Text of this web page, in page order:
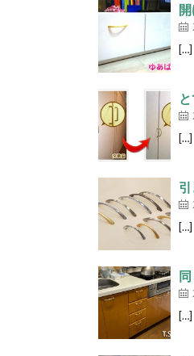
[…]
[…]
[…]
[…]